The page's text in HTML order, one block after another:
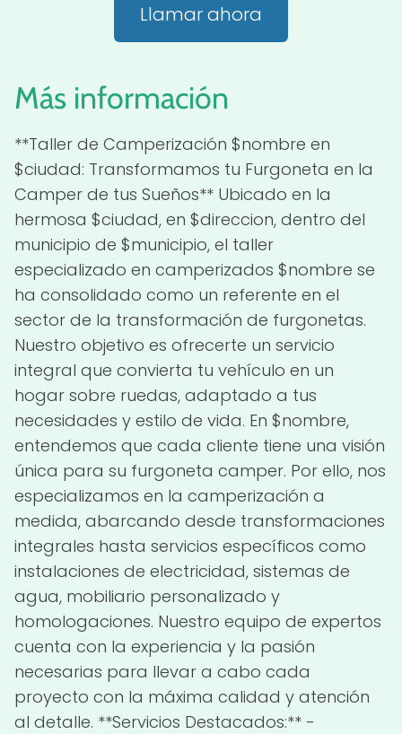
Llamar ahora
Más información
**Taller de Camperización $nombre en
$ciudad: Transformamos tu Furgoneta en la
Camper de tus Sueños** Ubicado en la
hermosa $ciudad, en $direccion, dentro del
municipio de $municipio, el taller
especializado en camperizados $nombre se
ha consolidado como un referente en el
sector de la transformación de furgonetas.
Nuestro objetivo es ofrecerte un servicio
integral que convierta tu vehículo en un
hogar sobre ruedas, adaptado a tus
necesidades y estilo de vida. En $nombre,
entendemos que cada cliente tiene una visión
única para su furgoneta camper. Por ello, nos
especializamos en la camperización a
medida, abarcando desde transformaciones
integrales hasta servicios específicos como
instalaciones de electricidad, sistemas de
agua, mobiliario personalizado y
homologaciones. Nuestro equipo de expertos
cuenta con la experiencia y la pasión
necesarias para llevar a cabo cada
proyecto con la máxima calidad y atención
al detalle. **Servicios Destacados:** -